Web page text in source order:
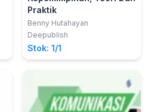
Praktik
Benny Hutahayan
Deepublish
Stok: 1/1